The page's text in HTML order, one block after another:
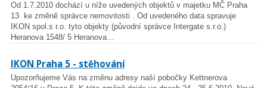
Od 1.7.2010 dochází u níže uvedených objektů v majetku MČ Praha
13 ke změně správce nemovitosti . Od uvedeného data spravuje
IKON spol.s r.o. tyto objekty (původní správce Intergate s.r.o.)
Heranova 1548/ 5 Heranova…
IKON Praha 5 - stěhování
Upozorňujeme Vás na změnu adresy naší pobočky Kettnerova